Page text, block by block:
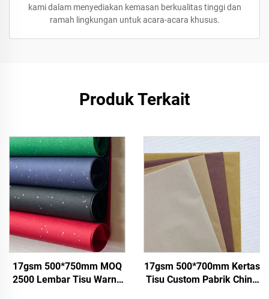
kami dalam menyediakan kemasan berkualitas tinggi dan
ramah lingkungan untuk acara-acara khusus.
Produk Terkait
17gsm 500*750mm MOQ
2500 Lembar Tisu Warna
17gsm 500*700mm Kertas
Tisu Custom Pabrik China